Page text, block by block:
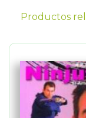
Productos